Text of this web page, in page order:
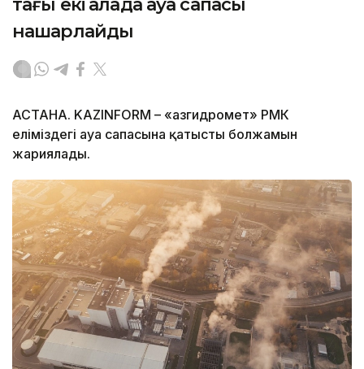
тағы екі қалада ауа сапасы
нашарлайды
АСТАНА. KAZINFORM – «Қазгидромет» РМК
еліміздегі ауа сапасына қатысты болжамын
жариялады.